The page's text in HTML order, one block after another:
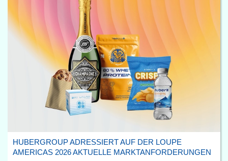
HUBERGROUP ADRESSIERT AUF DER LOUPE
AMERICAS 2026 AKTUELLE MARKTANFORDERUNGEN